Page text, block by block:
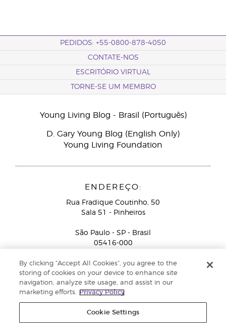
PEDIDOS: +55-0800-878-4050
CONTATE-NOS
ESCRITÓRIO VIRTUAL
TORNE-SE UM MEMBRO
Young Living Blog - Brasil (Português)
D. Gary Young Blog (English Only)
Young Living Foundation
ENDEREÇO:
Rua Fradique Coutinho, 50
Sala 51 - Pinheiros
São Paulo - SP - Brasil
05416-000
Independente (ligação gratuita):
+55-0800-878-4050
By clicking “Accept All Cookies”, you agree to the
storing of cookies on your device to enhance site
navigation, analyze site usage, and assist in our
marketing efforts.
Privacy Policy
Cookie Settings